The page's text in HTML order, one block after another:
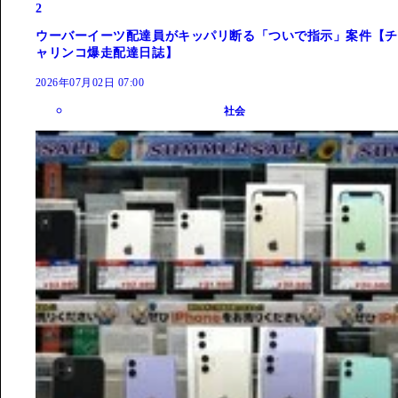
2
ウーバーイーツ配達員がキッパリ断る「ついで指示」案件【チ
ャリンコ爆走配達日誌】
2026年07月02日 07:00
社会